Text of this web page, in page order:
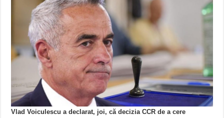
Vlad Voiculescu a declarat, joi, că decizia CCR de a cere